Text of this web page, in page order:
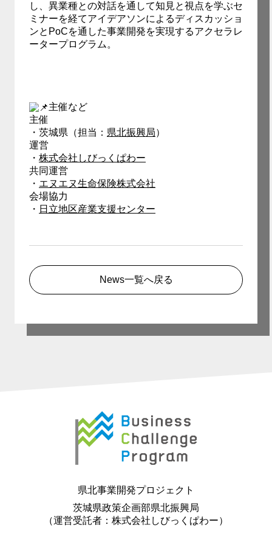
し、異業種との対話を通して知見と視点を学ぶセ
ミナーを経てアイデアソンによるディスカッショ
ンとPoCを通した事業開発を実現するアクセラレ
ータープログラム。
主催など
主催
・茨城県（担当： 県北振興局）
運営
・ 株式会社しびっくぱわー
共同運営
・ エヌエヌ生命保険株式会社
会場協力
・ 日立地区産業支援センター
News一覧へ戻る
県北事業開発プロジェクト
茨城県政策企画部県北振興局
（運営受託者：株式会社しびっくぱわー）